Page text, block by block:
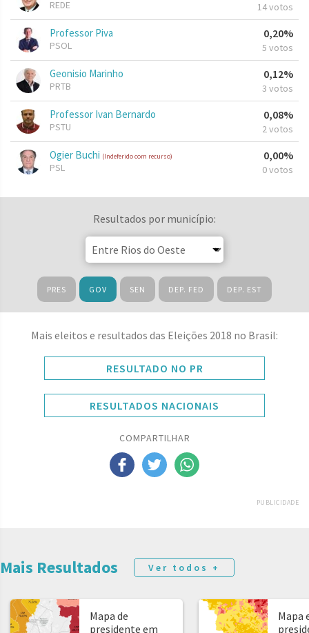
REDE 14 votos
Professor Piva
PSOL
0,20%
5 votos
Geonisio Marinho
PRTB
0,12%
3 votos
Professor Ivan Bernardo
PSTU
0,08%
2 votos
Ogier Buchi (Indeferido com recurso)
PSL
0,00%
0 votos
Resultados por município:
PRES GOV SEN DEP. FED DEP. EST
Mais eleitos e resultados das Eleições 2018 no Brasil:
RESULTADO NO PR
RESULTADOS NACIONAIS
COMPARTILHAR
PUBLICIDADE
Mais Resultados Ver todos +
Mapa de
presidente em
Mapa